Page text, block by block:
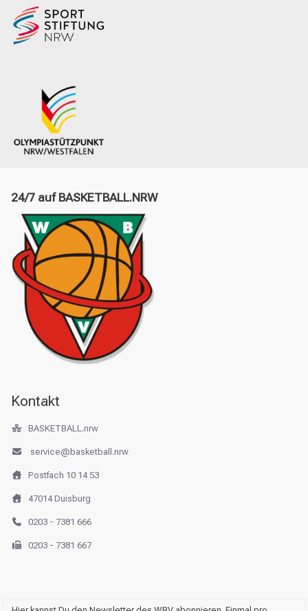
24/7 auf BASKETBALL.NRW
Kontakt
BASKETBALL.nrw
service@basketball.nrw
Postfach 10 14 53
47014 Duisburg
0203 - 7381 666
0203 - 7381 667